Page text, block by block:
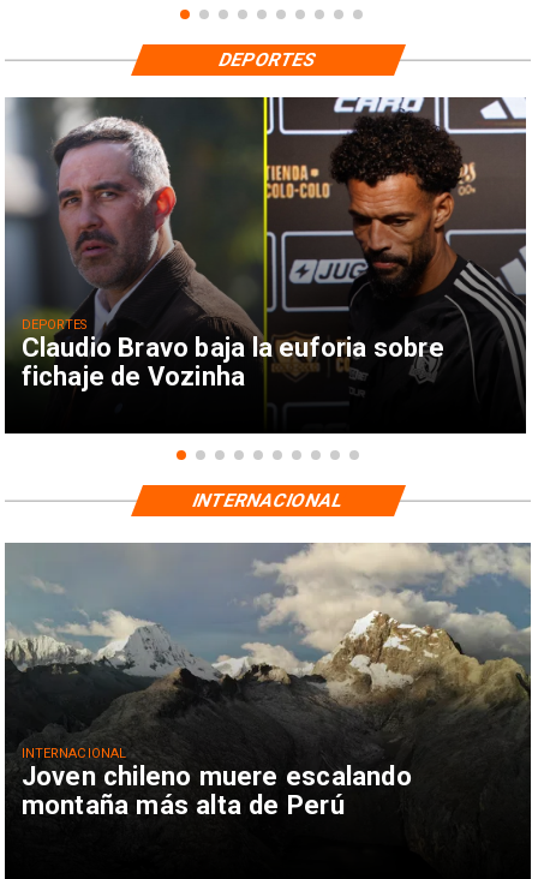
Claudio Bravo baja la euforia sobre
fichaje de Vozinha
DEPORTES
DEPORTES
Joven chileno muere escalando
montaña más alta de Perú
INTERNACIONAL
INTERNACIONAL